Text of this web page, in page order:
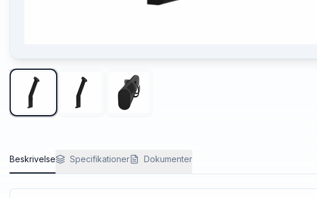
Beskrivelse Specifikationer Dokumenter